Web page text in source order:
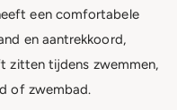
een comfortabele
en aantrekkoord,
zitten tijdens zwemmen,
of zwembad.